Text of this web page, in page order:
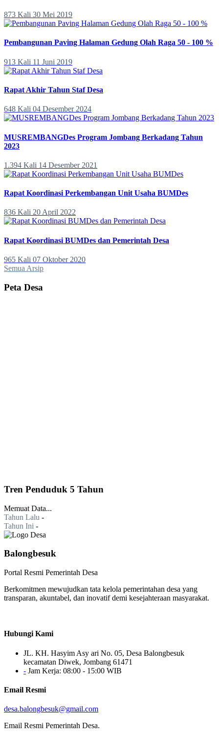
873 Kali 30 Mei 2019
Pembangunan Paving Halaman Gedung Olah Raga 50 - 100 %
913 Kali 11 Juni 2019
Rapat Akhir Tahun Staf Desa
648 Kali 04 Desember 2024
MUSREMBANGDes Program Jombang Berkadang Tahun
2023
1.394 Kali 14 Desember 2021
Rapat Koordinasi Perkembangan Unit Usaha BUMDes
836 Kali 20 April 2022
Rapat Koordinasi BUMDes dan Pemerintah Desa
965 Kali 07 Oktober 2020
Semua Arsip
Peta Desa
Tren Penduduk 5 Tahun
Memuat Data...
Tahun Lalu -
Tahun Ini -
Balongbesuk
Portal Resmi Pemerintah Desa
Berkomitmen mewujudkan tata kelola pemerintahan desa yang
transparan, akuntabel, dan inovatif demi kesejahteraan masyarakat.
Hubungi Kami
JL. KH. Hasyim Asy ari No. 05, Desa Balongbesuk
kecamatan Diwek, Jombang 61471
- Jam Kerja: 08:00 - 15:00 WIB
Email Resmi
desa.balongbesuk@gmail.com
Email Resmi Pemerintah Desa.